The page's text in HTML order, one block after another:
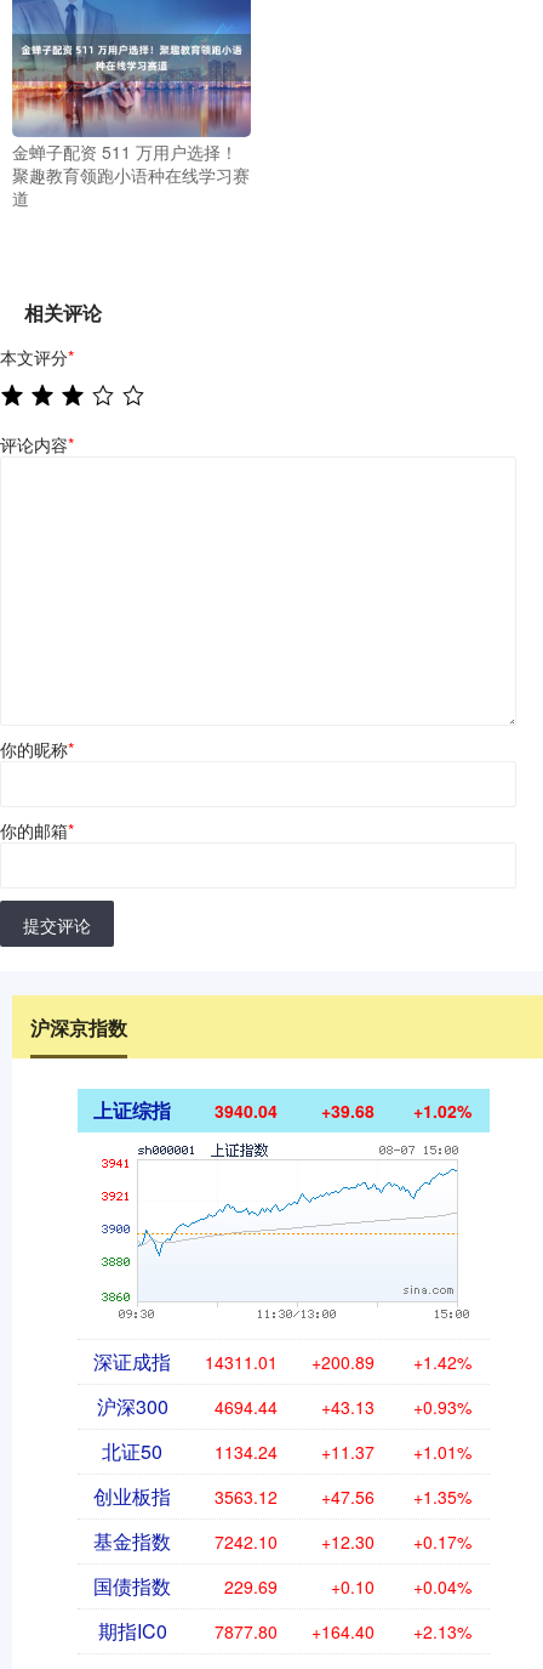
金蝉子配资 511 万用户选择！
聚趣教育领跑小语种在线学习赛
道
相关评论
本文评分*
评论内容*
你的昵称*
你的邮箱*
提交评论
沪深京指数
上证综指 3940.04 +39.68 +1.02%
深证成指 14311.01 +200.89 +1.42%
沪深300 4694.44 +43.13 +0.93%
北证50 1134.24 +11.37 +1.01%
创业板指 3563.12 +47.56 +1.35%
基金指数 7242.10 +12.30 +0.17%
国债指数 229.69 +0.10 +0.04%
期指IC0 7877.80 +164.40 +2.13%